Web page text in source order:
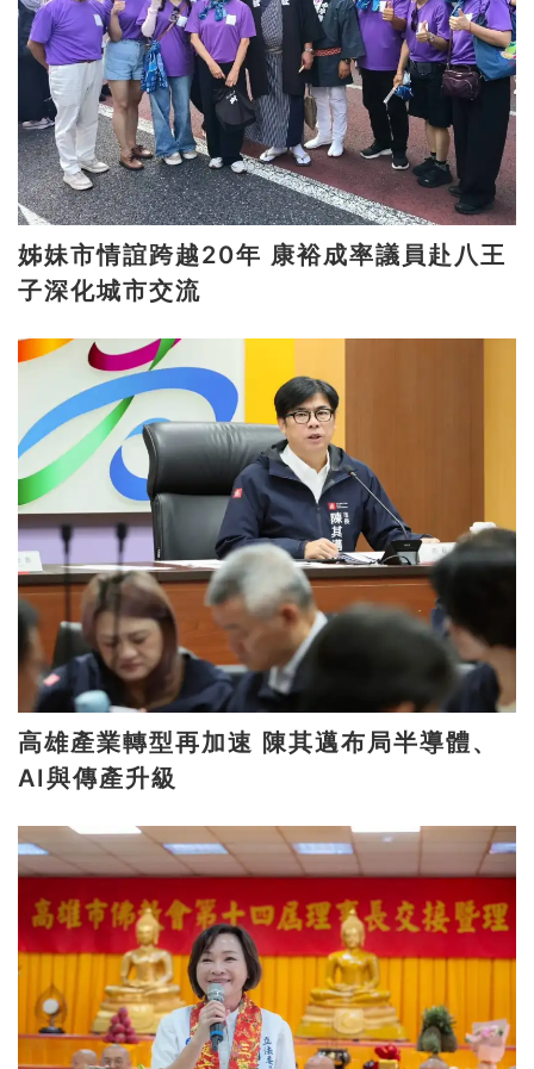
姊妹市情誼跨越20年 康裕成率議員赴八王
子深化城市交流
高雄產業轉型再加速 陳其邁布局半導體、
AI與傳產升級